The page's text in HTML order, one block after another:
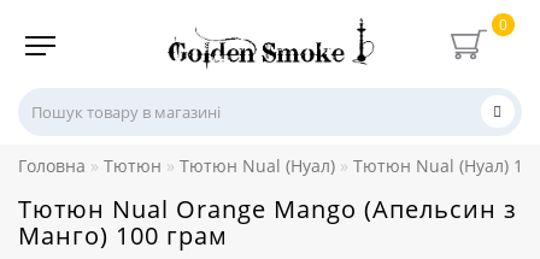
0
Головна Тютюн Тютюн Nual (Нуал) Тютюн Nual (Нуал)
Тютюн Nual Orange Mango (Апельсин з
Манго) 100 грам